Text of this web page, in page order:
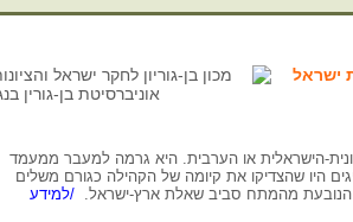
ישראל
הישראלית או הערבית. היא גרמה למעבר ממעמד
היו שהצדיקו את קיומה של הקהילה כגורם משלים
הנובעת מהמתח סביב שאלת ארץ-ישראל. /למידע